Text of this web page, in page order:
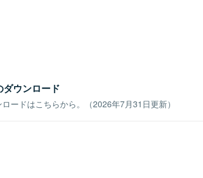
ウンロード
ードはこちらから。（2026年7月31日更新）